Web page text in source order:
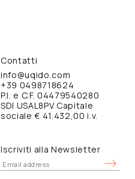
Contatti
info@uqido.com
+39 0498718624
P.I. e C.F. 04479540280
SDI USAL8PV Capitale
sociale € 41.432,00 i.v.
Iscriviti alla Newsletter